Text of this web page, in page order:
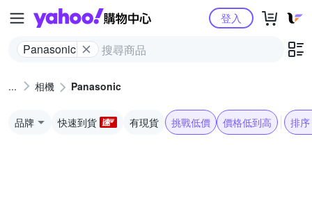
Yahoo購物中心
Panasonic
登入
相機 Panasonic
品牌 快速到貨 有現貨 挑戰低價 價格低到高 排序